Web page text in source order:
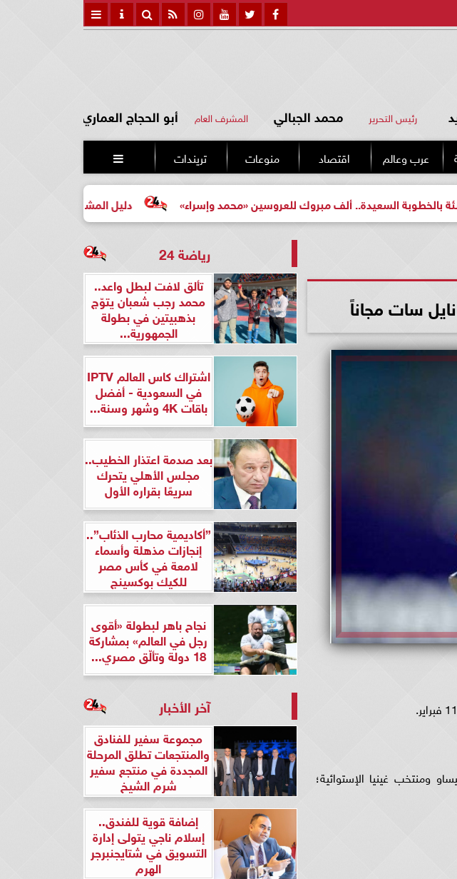
رئيس التحرير محمد الجبالي المشرف العام أبو الحجاج العماري
عرب وعالم اقتصاد منوعات تريندات 
دليل المشتري لأول مرة لاختيار مشروع السعيدة.. ألف مبروك للعروسين «محمد وإسراء»
سات مجاناً
ومنتخب غينيا الإستوائية؛
رياضة 24
تألق لافت لبطل واعد..
محمد رجب شعبان يتوّج
بذهبيتين في بطولة
الجمهورية...
اشتراك كاس العالم IPTV
في السعودية - أفضل
باقات 4K وشهر وسنة...
بعد صدمة اعتذار الخطيب..
مجلس الأهلي يتحرك
سريعًا بقراره الأول
”أكاديمية محارب الذئاب”..
إنجازات مذهلة وأسماء
لامعة في كأس مصر
للكيك بوكسينج
نجاح باهر لبطولة «أقوى
رجل في العالم» بمشاركة
18 دولة وتألّق مصري...
آخر الأخبار
مجموعة سفير للفنادق
والمنتجعات تطلق المرحلة
المجددة في منتجع سفير
شرم الشيخ
إضافة قوية للفندق..
إسلام ناجي يتولى إدارة
التسويق في شتايجنبرجر
الهرم